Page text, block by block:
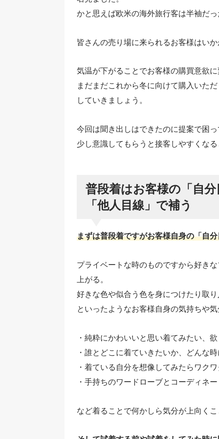
かと思えば欧米の海外旅行客は半袖だ
皆さんの売り場に来られるお客様はい
気温が下がることでお客様の購買意欲
まだまだこれから冬に向けて購入いた
していきましょう。
今回は聞き出しはできたのに提案で困
少し意識してもらうと接客しやすくな
普段着はお客様の「自
「他人目線」で補う
まずは普段着ですがお客様自身の「自
プライベートな時のものですから好き
上がる。
好きな色や似合う色を身につけたり取
といったようなお客様自身の気持ちや
・純粋にかわいいと思い着てみたい、
・誰とどこに着ていきたいか、どんな
・着ている自分を想像してみたらワク
・手持ちのワードローブとコーディネ
など着ることで何かしら気分が上向く